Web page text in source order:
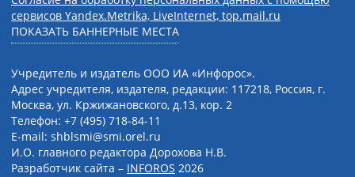
сервисов Yandex.Metrika, LiveInternet, top.mail.ru
ПОКАЗАТЬ БАННЕРНЫЕ МЕСТА
Учредитель и издатель ООО ИА «Инфорос».
Адрес учредителя, издателя, редакции: 117218, Россия, г.
Москва, ул. Кржижановского, д.13, кор. 2
Телефон: +7 (495) 718-84-11
E-mail: shblsmi@smi.orel.ru
И.О. главного редактора Дорохова Н.В.
Разработчик сайта – INFOROS 2026